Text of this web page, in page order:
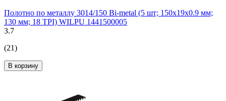
Полотно по металлу 3014/150 Bi-metal (5 шт; 150х19х0.9 мм;
130 мм; 18 TPI) WILPU 1441500005
3.7
(21)
В корзину